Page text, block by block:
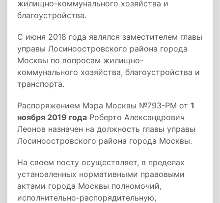
жилищно-коммунального хозяйства и
благоустройства.
С июня 2018 года являлся заместителем главы
управы Лосиноостровского района города
Москвы по вопросам жилищно-
коммунального хозяйства, благоустройства и
транспорта.
Распоряжением Мэра Москвы №793-РМ от 1
ноября 2019 года Роберто Александрович
Леонов назначен на должность главы управы
Лосиноостровского района города Москвы.
На своем посту осуществляет, в пределах
установленных нормативными правовыми
актами города Москвы полномочий,
исполнительно-распорядительную,